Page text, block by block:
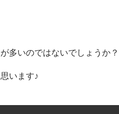
多いのではないでしょうか？
います♪